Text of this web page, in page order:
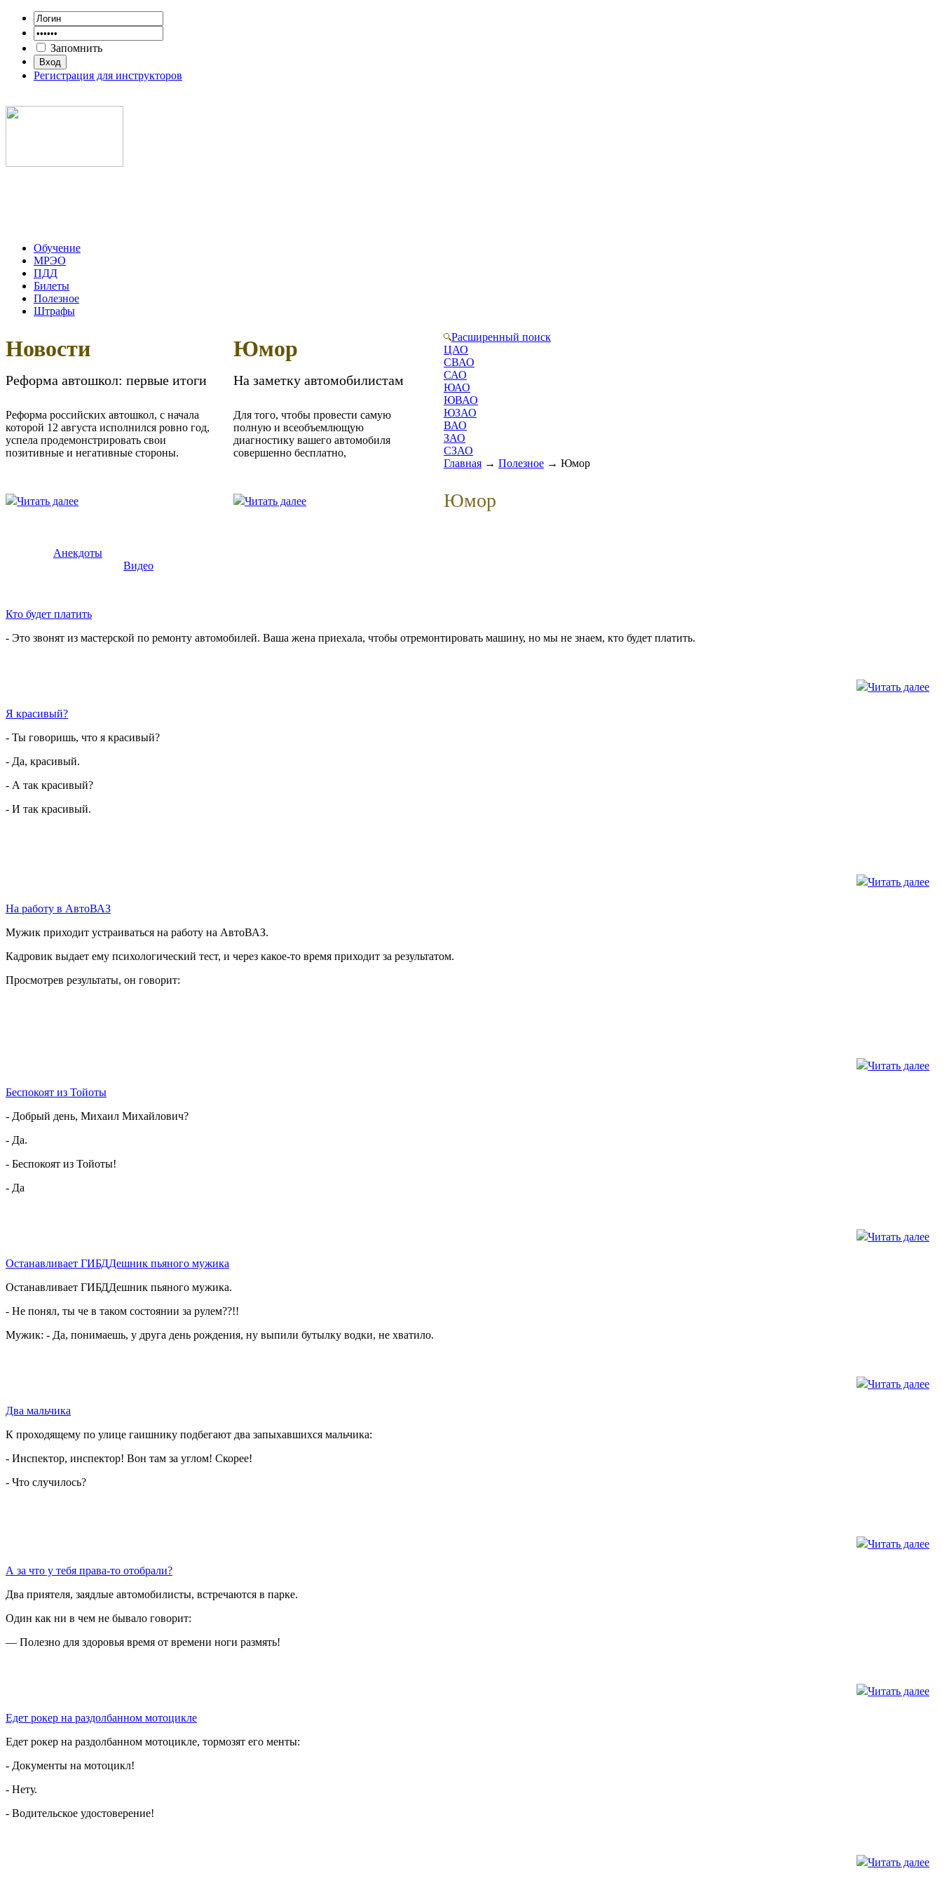
Запомнить
Регистрация для инструкторов
Обучение
МРЭО
ПДД
Билеты
Полезное
Штрафы
Новости
Реформа автошкол: первые итоги
Реформа российских автошкол, с начала
которой 12 августа исполнился ровно год,
успела продемонстрировать свои
позитивные и негативные стороны.
Читать далее
Юмор
На заметку автомобилистам
Для того, чтобы провести самую
полную и всеобъемлющую
диагностику вашего автомобиля
совершенно бесплатно,
Читать далее
Расширенный поиск
ЦАО
СВАО
САО
ЮАО
ЮВАО
ЮЗАО
ВАО
ЗАО
СЗАО
Главная → Полезное → Юмор
Юмор
Анекдоты
Видео
Кто будет платить
- Это звонят из мастерской по ремонту автомобилей. Ваша жена приехала, чтобы отремонтировать машину, но мы не знаем, кто будет платить.
Читать далее
Я красивый?
- Ты говоришь, что я красивый?
- Да, красивый.
- А так красивый?
- И так красивый.
Читать далее
На работу в АвтоВАЗ
Мужик приходит устраиваться на работу на АвтоВАЗ.
Кадровик выдает ему психологический тест, и через какое-то время приходит за результатом.
Просмотрев результаты, он говорит:
Читать далее
Беспокоят из Тойоты
- Добрый день, Михаил Михайлович?
- Да.
- Беспокоят из Тойоты!
- Да
Читать далее
Останавливает ГИБДДешник пьяного мужика
Останавливает ГИБДДешник пьяного мужика.
- Не понял, ты че в таком состоянии за рулем??!!
Мужик: - Да, понимаешь, у друга день рождения, ну выпили бутылку водки, не хватило.
Читать далее
Два мальчика
К проходящему по улице гаишнику подбегают два запыхавшихся мальчика:
- Инспектор, инспектор! Вон там за углом! Скорее!
- Что случилось?
Читать далее
А за что у тебя права-то отобрали?
Два приятеля, заядлые автомобилисты, встречаются в парке.
Один как ни в чем не бывало говорит:
— Полезно для здоровья время от времени ноги размять!
Читать далее
Едет рокер на раздолбанном мотоцикле
Едет рокер на раздолбанном мотоцикле, тормозят его менты:
- Документы на мотоцикл!
- Нету.
- Водительское удостоверение!
Читать далее